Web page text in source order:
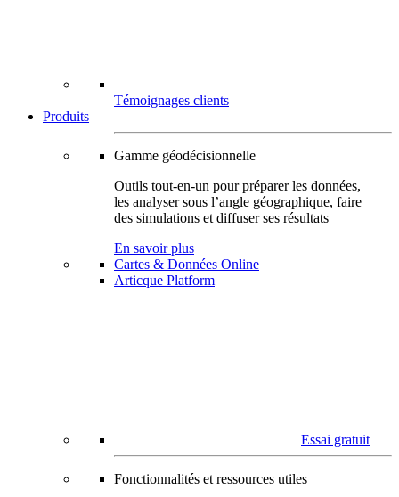
Témoignages clients
Produits
Gamme géodécisionnelle
Outils tout-en-un pour préparer les données,
les analyser sous l’angle géographique, faire
des simulations et diffuser ses résultats
En savoir plus
Cartes & Données Online
Articque Platform
Essai gratuit
Fonctionnalités et ressources utiles